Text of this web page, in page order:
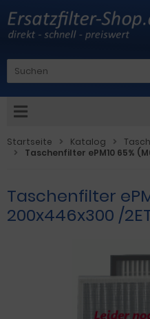
Startseite Katalog
Taschenfilter ePM10 65%
Taschenfilter
200x446x300 /